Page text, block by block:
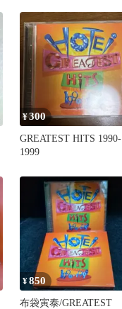
¥300
GREATEST HITS 1990-
1999
¥850
布袋寅泰/GREATEST